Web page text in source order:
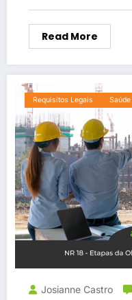
Read More
Requisitos Legais
Josianne Castro